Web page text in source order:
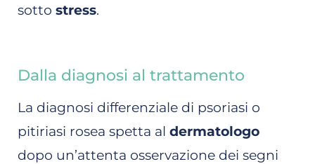
sotto stress.
Dalla diagnosi al trattamento
La diagnosi differenziale di psoriasi o
pitiriasi rosea spetta al dermatologo
dopo un’attenta osservazione dei segni